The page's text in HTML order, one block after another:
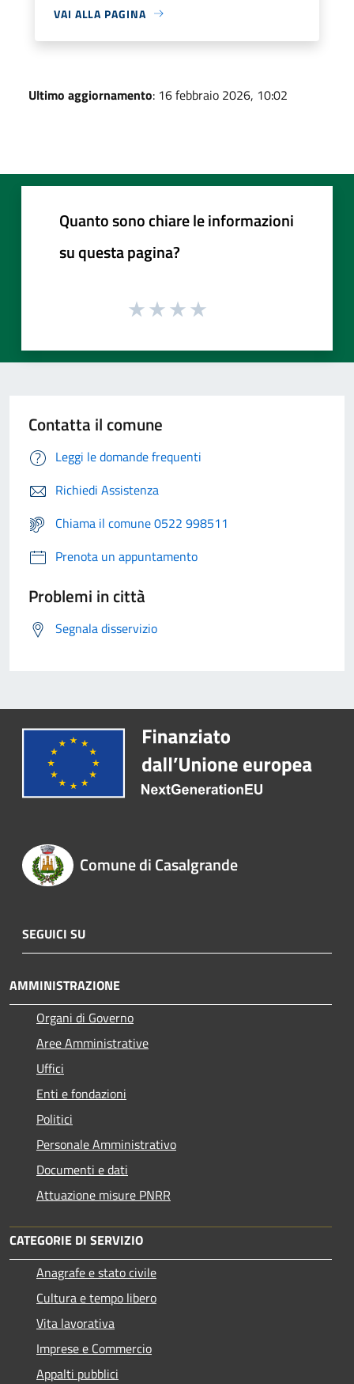
VAI ALLA PAGINA
Ultimo aggiornamento: 16 febbraio 2026, 10:02
Quanto sono chiare le informazioni
su questa pagina?
Contatta il comune
Leggi le domande frequenti
Richiedi Assistenza
Chiama il comune 0522 998511
Prenota un appuntamento
Problemi in città
Segnala disservizio
Comune di Casalgrande
SEGUICI SU
AMMINISTRAZIONE
Organi di Governo
Aree Amministrative
Uffici
Enti e fondazioni
Politici
Personale Amministrativo
Documenti e dati
Attuazione misure PNRR
CATEGORIE DI SERVIZIO
Anagrafe e stato civile
Cultura e tempo libero
Vita lavorativa
Imprese e Commercio
Appalti pubblici